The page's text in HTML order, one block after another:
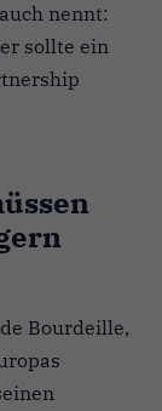
nennt:
sollte ein
Bourdeille,